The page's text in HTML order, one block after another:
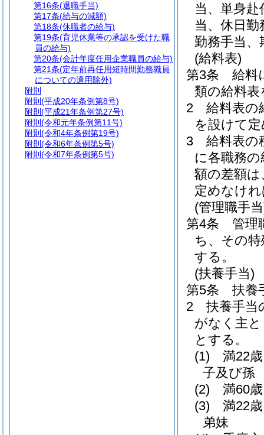
当、単身
当、休日
勤務手当、
(給料表)
第3条
給料
類の給料
2
給料表の
を設けて
3
給料表の
に各職務
額の差額
定めなけ
(管理職手
第4条
管理
ち、その
する。
(扶養手当)
第5条
扶養
2
扶養手当
がなく主
とする。
(1)
満22
子及び孫
(2)
満60
(3)
満22
弟妹
第16条(退職手当)
第17条(給与の減額)
第18条(休職者の給与)
第19条(育児休業等の承認を受けた職
員の給与)
第20条(会計年度任用企業職員の給与)
第21条(定年前再任用短時間勤務職員
についての適用除外)
附則
附則 (平成20年条例第8号)
附則 (平成21年条例第27号)
附則 (令和元年条例第11号)
附則 (令和4年条例第19号)
附則 (令和6年条例第5号)
附則 (令和7年条例第5号)